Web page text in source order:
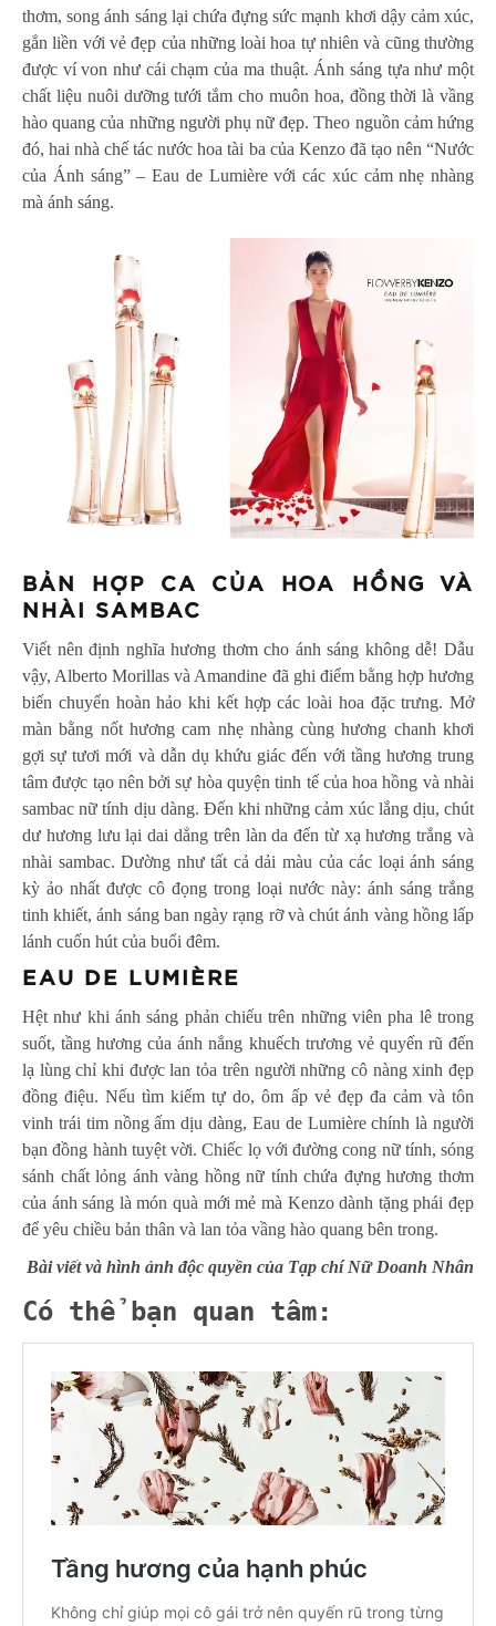
thơm, song ánh sáng lại chứa đựng sức mạnh khơi dậy cảm xúc,
gắn liền với vẻ đẹp của những loài hoa tự nhiên và cũng thường
được ví von như cái chạm của ma thuật. Ánh sáng tựa như một
chất liệu nuôi dưỡng tưới tắm cho muôn hoa, đồng thời là vầng
hào quang của những người phụ nữ đẹp. Theo nguồn cảm hứng
đó, hai nhà chế tác nước hoa tài ba của Kenzo đã tạo nên “Nước
của Ánh sáng” – Eau de Lumière với các xúc cảm nhẹ nhàng
mà ánh sáng.
BẢN HỢP CA CỦA HOA HỒNG VÀ
NHÀI SAMBAC
Viết nên định nghĩa hương thơm cho ánh sáng không dễ! Dẫu
vậy, Alberto Morillas và Amandine đã ghi điểm bằng hợp hương
biến chuyển hoàn hảo khi kết hợp các loài hoa đặc trưng. Mở
màn bằng nốt hương cam nhẹ nhàng cùng hương chanh khơi
gợi sự tươi mới và dẫn dụ khứu giác đến với tầng hương trung
tâm được tạo nên bởi sự hòa quyện tinh tế của hoa hồng và nhài
sambac nữ tính dịu dàng. Đến khi những cảm xúc lắng dịu, chút
dư hương lưu lại dai dẳng trên làn da đến từ xạ hương trắng và
nhài sambac. Dường như tất cả dải màu của các loại ánh sáng
kỳ ảo nhất được cô đọng trong loại nước này: ánh sáng trắng
tinh khiết, ánh sáng ban ngày rạng rỡ và chút ánh vàng hồng lấp
lánh cuốn hút của buổi đêm.
EAU DE LUMIÈRE
Hệt như khi ánh sáng phản chiếu trên những viên pha lê trong
suốt, tầng hương của ánh nắng khuếch trương vẻ quyến rũ đến
lạ lùng chỉ khi được lan tỏa trên người những cô nàng xinh đẹp
đồng điệu. Nếu tìm kiếm tự do, ôm ấp vẻ đẹp đa cảm và tôn
vinh trái tim nồng ấm dịu dàng, Eau de Lumière chính là người
bạn đồng hành tuyệt vời. Chiếc lọ với đường cong nữ tính, sóng
sánh chất lỏng ánh vàng hồng nữ tính chứa đựng hương thơm
của ánh sáng là món quà mới mẻ mà Kenzo dành tặng phái đẹp
để yêu chiều bản thân và lan tỏa vầng hào quang bên trong.
Bài viết và hình ảnh độc quyền của Tạp chí Nữ Doanh Nhân
Có thể bạn quan tâm: